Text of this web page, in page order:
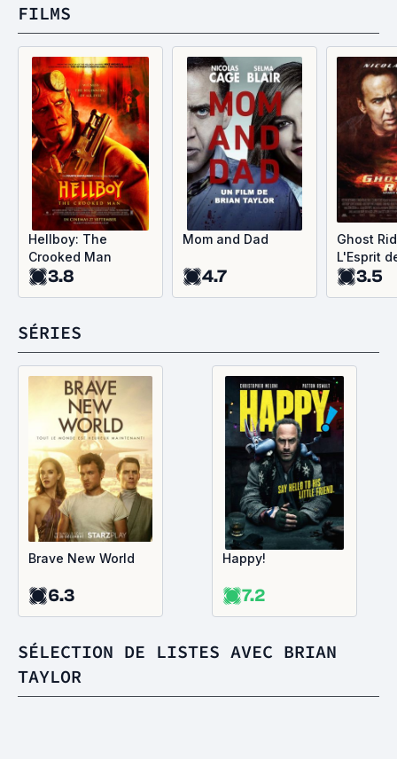
FILMS
Hellboy: The
Crooked Man
3.8
Mom and Dad
4.7
Ghost
L'Esprit
3.5
SÉRIES
Brave New World
6.3
Happy!
7.2
SÉLECTION DE LISTES AVEC BRIAN
TAYLOR